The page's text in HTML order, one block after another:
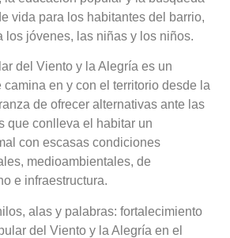
vida para los habitantes del barrio,
los jóvenes, las niñas y los niños.
del Viento y la Alegría es un
en y con el territorio desde la
de ofrecer alternativas ante las
que conlleva el habitar un
con escasas condiciones
medioambientales, de
e infraestructura.
alas y palabras: fortalecimiento
del Viento y la Alegría en el